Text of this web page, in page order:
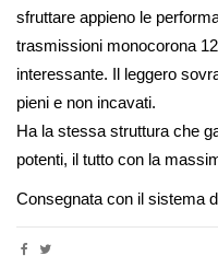
sfruttare appieno le
trasmissioni monocorona
interessante. Il leggero
pieni e non incavati.
Ha la stessa struttura che
potenti, il tutto con la
Consegnata con il sistema